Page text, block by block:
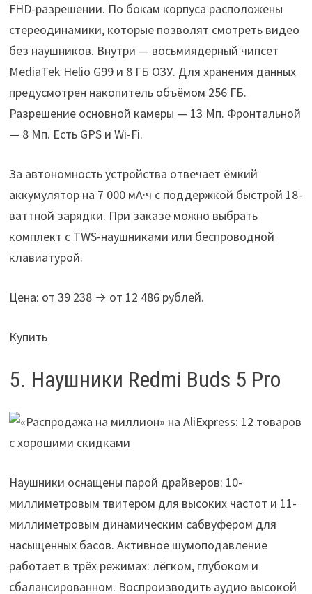
FHD-разрешении. По бокам корпуса расположены
стереодинамики, которые позволят смотреть видео
без наушников. Внутри — восьмиядерный чипсет
MediaTek Helio G99 и 8 ГБ ОЗУ. Для хранения данных
предусмотрен накопитель объёмом 256 ГБ.
Разрешение основной камеры — 13 Мп. Фронтальной
— 8 Мп. Есть GPS и Wi-Fi.
За автономность устройства отвечает ёмкий
аккумулятор на 7 000 мА·ч с поддержкой быстрой 18-
ваттной зарядки. При заказе можно выбрать
комплект с TWS-наушниками или беспроводной
клавиатурой.
Цена: от 39 238 → от 12 486 рублей.
Купить
5. Наушники Redmi Buds 5 Pro
Наушники оснащены парой драйверов: 10-
миллиметровым твитером для высоких частот и 11-
миллиметровым динамическим сабвуфером для
насыщенных басов. Активное шумоподавление
работает в трёх режимах: лёгком, глубоком и
сбалансированном. Воспроизводить аудио высокой